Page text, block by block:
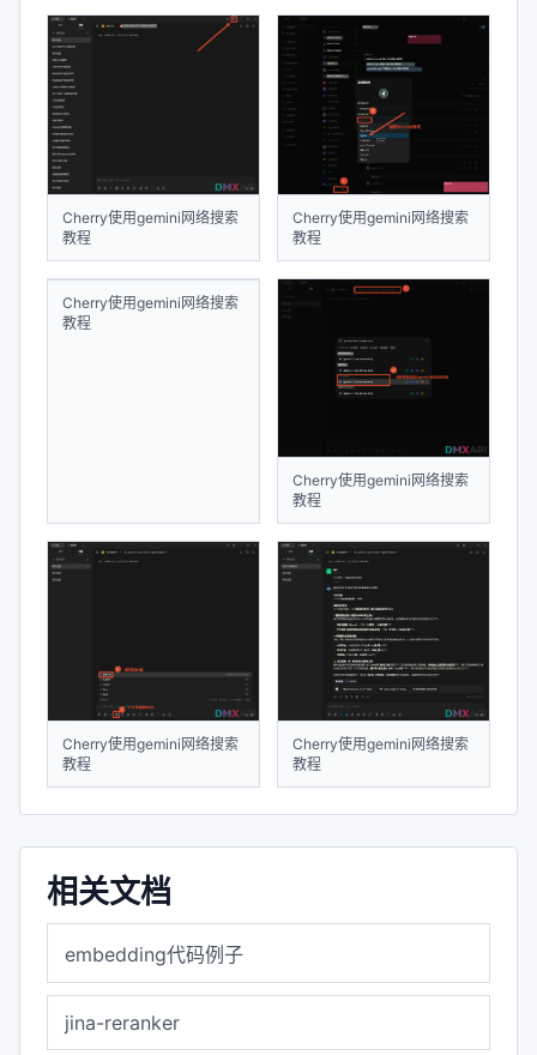
Cherry使用gemini网络搜索
教程
Cherry使用gemini网络搜索
教程
Cherry使用gemini网络搜索
教程
Cherry使用gemini网络搜索
教程
Cherry使用gemini网络搜索
教程
相关文档
embedding代码例子
jina-reranker